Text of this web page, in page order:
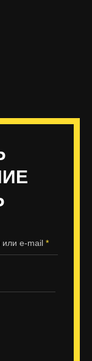
e-mail *